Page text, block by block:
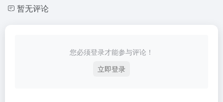
暂无评论
您必须登录才能参与评论！
立即登录